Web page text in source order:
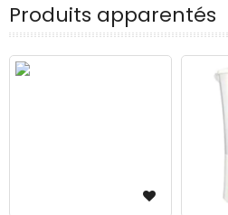
Produits apparentés